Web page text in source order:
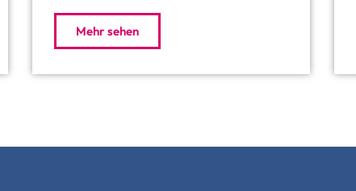
Mehr sehen